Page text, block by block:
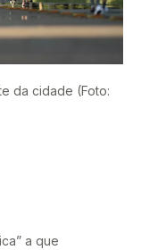
da cidade (Foto:
a que